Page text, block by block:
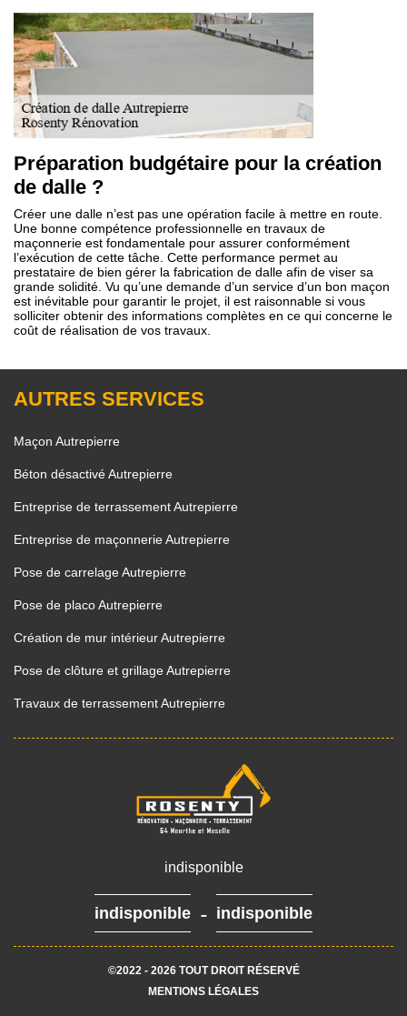
Préparation budgétaire pour la création
de dalle ?
Créer une dalle n’est pas une opération facile à mettre en route.
Une bonne compétence professionnelle en travaux de
maçonnerie est fondamentale pour assurer conformément
l’exécution de cette tâche. Cette performance permet au
prestataire de bien gérer la fabrication de dalle afin de viser sa
grande solidité. Vu qu’une demande d’un service d’un bon maçon
est inévitable pour garantir le projet, il est raisonnable si vous
solliciter obtenir des informations complètes en ce qui concerne le
coût de réalisation de vos travaux.
AUTRES SERVICES
Maçon Autrepierre
Béton désactivé Autrepierre
Entreprise de terrassement Autrepierre
Entreprise de maçonnerie Autrepierre
Pose de carrelage Autrepierre
Pose de placo Autrepierre
Création de mur intérieur Autrepierre
Pose de clôture et grillage Autrepierre
Travaux de terrassement Autrepierre
indisponible
indisponible - indisponible
©2022 - 2026 TOUT DROIT RÉSERVÉ
MENTIONS LÉGALES